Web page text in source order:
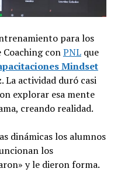
para los
conPNLque
Mindset
La actividad duró casi
explorar esa mente
creando realidad.
dinámicas los alumnos
los
y le dieron forma.